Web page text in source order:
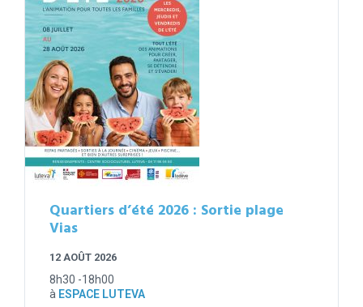
Quartiers d’été 2026 : Sortie plage
Vias
12 AOÛT 2026
8h30 -18h00
à ESPACE LUTEVA